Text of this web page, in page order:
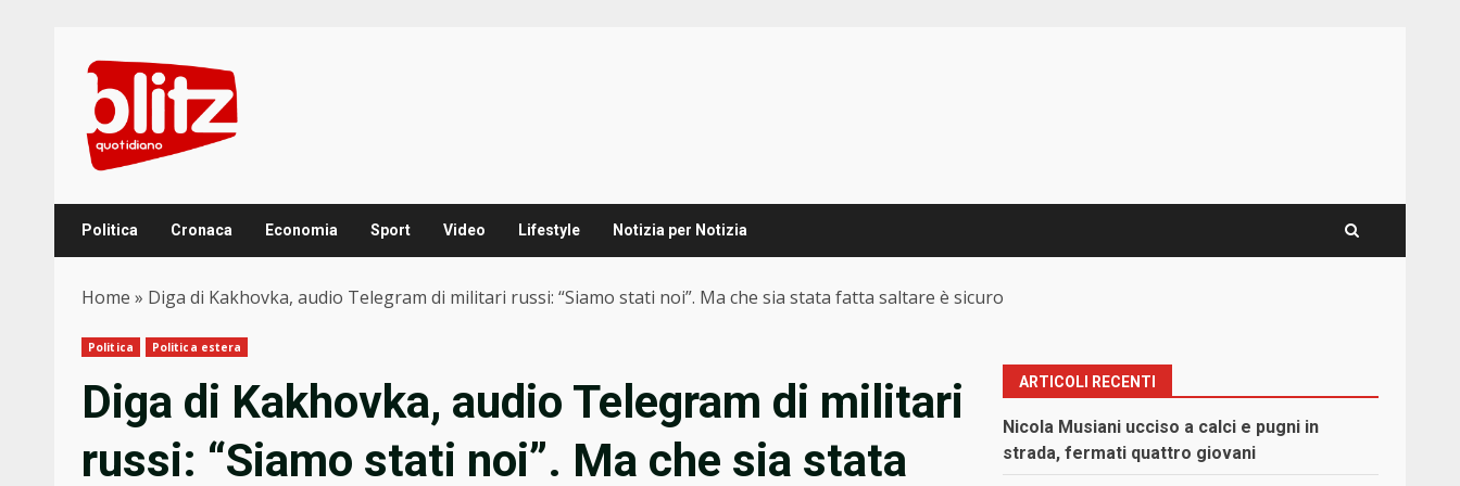
content
Politica Cronaca Economia Sport Video Lifestyle Notizia per Notizia
Home » Diga di Kakhovka, audio Telegram di militari russi: “Siamo stati noi”. Ma che sia stata fatta saltare è sicuro
Politica Politica estera
Diga di Kakhovka, audio Telegram di militari
russi: “Siamo stati noi”. Ma che sia stata
ARTICOLI RECENTI
Nicola Musiani ucciso a calci e pugni in
strada, fermati quattro giovani